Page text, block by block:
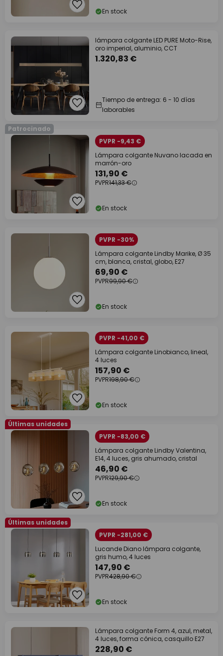
En stock
lámpara colgante LED PURE Moto-Rise,
oro imperial, aluminio, CCT
1.320,83 €
Tiempo de entrega: 6 - 10 días
laborables
Patrocinado
PVPR -9,43 €
Lámpara colgante Nuvano lacada en
marrón-oro
131,90 €
PVPR141,33 €
En stock
PVPR -30%
Lámpara colgante Lindby Marike, Ø 35
cm, blanca, cristal, globo, E27
69,90 €
PVPR99,90 €
En stock
PVPR -41,00 €
Lámpara colgante Linobianco, lineal,
4 luces
157,90 €
PVPR198,90 €
En stock
Últimas unidades
PVPR -83,00 €
Lámpara colgante Lindby Valentina,
E14, 4 luces, gris ahumado, cristal
46,90 €
PVPR129,90 €
En stock
Últimas unidades
PVPR -281,00 €
Lucande Diano lámpara colgante,
gris humo, 4 luces
147,90 €
PVPR428,90 €
En stock
Lámpara colgante Form 4, azul, metal,
4 luces, forma cónica, casquillo E27
228,90 €